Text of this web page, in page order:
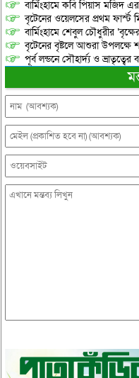
বার্মিংহামে কবি পিয়াস মজিদ
বৃটেনের ওয়েলসের প্রথম ফার্স্ট
বার্মিংহামে শেবুল চৌধুরীর
বৃটেনের বৃষ্টলে আশুরা উপলক্ষে
পূর্ব লন্ডনে সৌহার্দ্য ও